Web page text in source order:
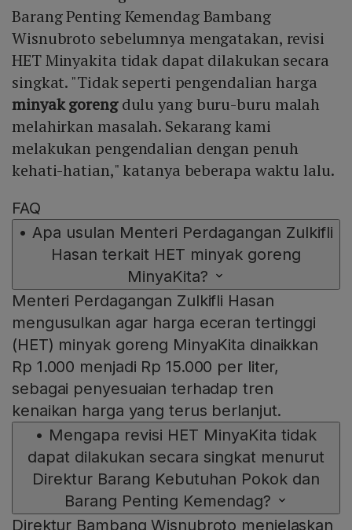
Barang Penting Kemendag Bambang
Wisnubroto sebelumnya mengatakan, revisi
HET Minyakita tidak dapat dilakukan secara
singkat. "Tidak seperti pengendalian harga
minyak gorengdulu yang buru-buru malah
melahirkan masalah. Sekarang kami
melakukan pengendalian dengan penuh
kehati-hatian," katanya beberapa waktu lalu.
FAQ
• Apa usulan Menteri Perdagangan Zulkifli
Hasan terkait HET minyak goreng
MinyaKita?
Menteri Perdagangan Zulkifli Hasan
mengusulkan agar harga eceran tertinggi
(HET) minyak goreng MinyaKita dinaikkan
Rp 1.000 menjadi Rp 15.000 per liter,
sebagai penyesuaian terhadap tren
kenaikan harga yang terus berlanjut.
• Mengapa revisi HET MinyaKita tidak
dapat dilakukan secara singkat menurut
Direktur Barang Kebutuhan Pokok dan
Barang Penting Kemendag?
Direktur Bambang Wisnubroto menjelaskan